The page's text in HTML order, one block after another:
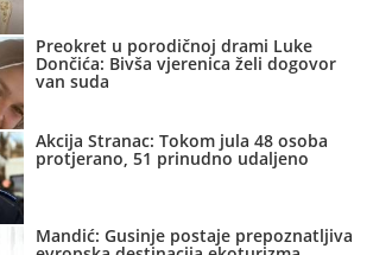
Preokret u porodičnoj drami Luke
Dončića: Bivša vjerenica želi dogovor
van suda
Akcija Stranac: Tokom jula 48 osoba
protjerano, 51 prinudno udaljeno
Mandić: Gusinje postaje prepoznatljiva